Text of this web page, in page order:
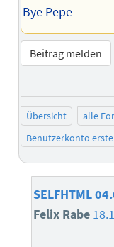
Bye Pepe
Beitrag melden
Übersicht alle
Benutzerkonto
SELFHTML
Felix Rabe